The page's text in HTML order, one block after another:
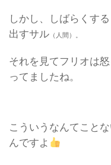
しかし、しばらくす
出すサル （人間）。
それを見てフリオは
ってましたね。
こういうなんてこと
んですよ